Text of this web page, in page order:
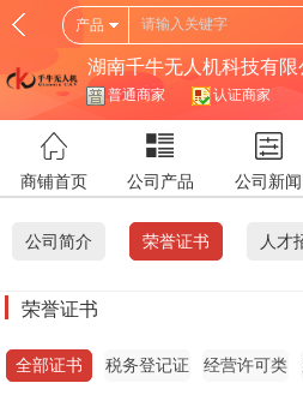
产品
湖南千牛无人机科技有限
普通商家 认证商家
商铺首页 公司产品 公司新闻
公司简介 荣誉证书 人才
荣誉证书
全部证书 税务登记证
经营许可类